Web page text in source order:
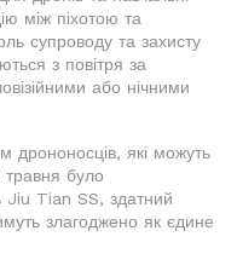
між піхотою та
супроводу та захисту
з повітря за
або нічними
дрононосців, які можуть
було
Jiu Tian SS, здатний
злагоджено як єдине